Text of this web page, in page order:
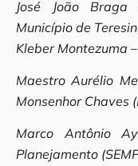
José João
Município de
Kleber Montezuma
Maestro Aurélio
Monsenhor Chaves
Marco Antônio
Planejamento